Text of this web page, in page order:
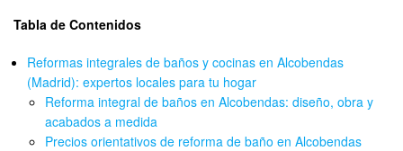
Tabla de Contenidos
Reformas integrales de baños y cocinas en Alcobendas
(Madrid): expertos locales para tu hogar
Reforma integral de baños en Alcobendas: diseño, obra y
acabados a medida
Precios orientativos de reforma de baño en Alcobendas